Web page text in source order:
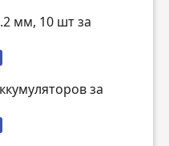
мм, 10 шт за
за